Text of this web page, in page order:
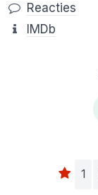
Reacties
IMDb
1